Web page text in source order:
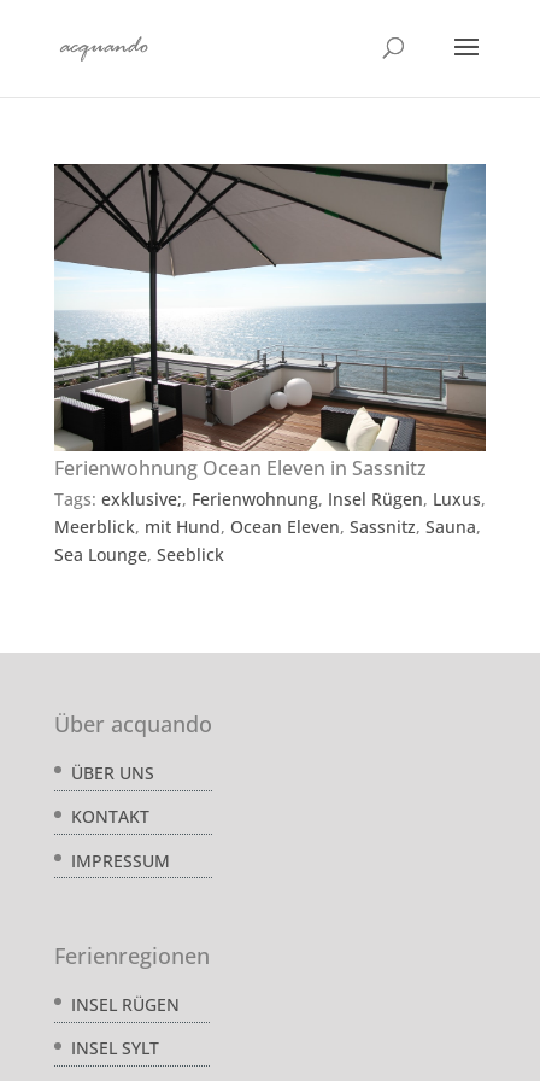
Ferienwohnung Ocean Eleven in Sassnitz
Tags: exklusive;, Ferienwohnung, Insel Rügen, Luxus,
Meerblick, mit Hund, Ocean Eleven, Sassnitz, Sauna,
Sea Lounge, Seeblick
Über acquando
ÜBER UNS
KONTAKT
IMPRESSUM
Ferienregionen
INSEL RÜGEN
INSEL SYLT